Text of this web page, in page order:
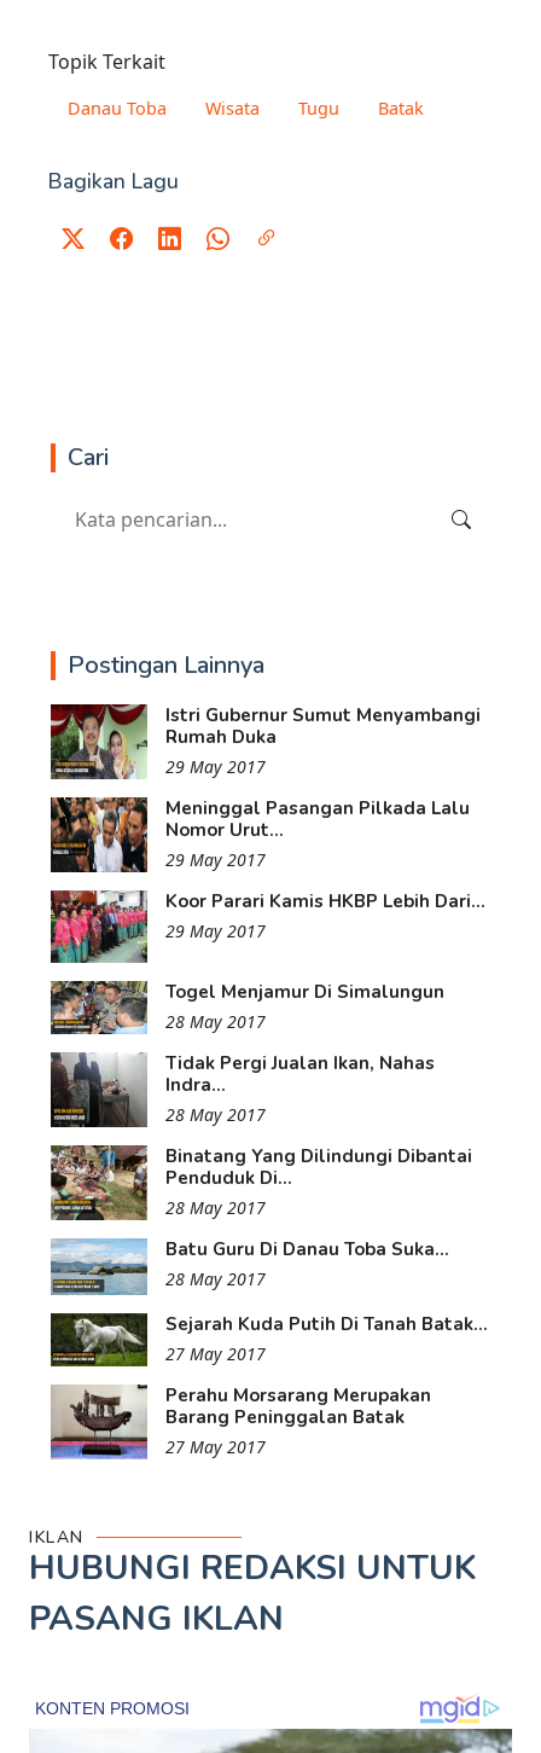
Topik Terkait
Danau Toba Wisata Tugu Batak
Bagikan Lagu
Cari
Postingan Lainnya
Istri Gubernur Sumut Menyambangi
Rumah Duka
29 May 2017
Meninggal Pasangan Pilkada Lalu
Nomor Urut...
29 May 2017
Koor Parari Kamis HKBP Lebih Dari...
29 May 2017
Togel Menjamur Di Simalungun
28 May 2017
Tidak Pergi Jualan Ikan, Nahas
Indra...
28 May 2017
Binatang Yang Dilindungi Dibantai
Penduduk Di...
28 May 2017
Batu Guru Di Danau Toba Suka...
28 May 2017
Sejarah Kuda Putih Di Tanah Batak...
27 May 2017
Perahu Morsarang Merupakan
Barang Peninggalan Batak
27 May 2017
IKLAN
HUBUNGI REDAKSI UNTUK
PASANG IKLAN